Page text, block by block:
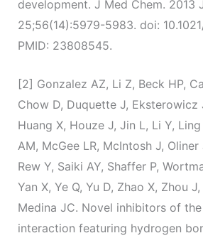
development. J Med Chem. 2013
25;56(14):5979-5983. doi:
PMID: 23808545.
[2] Gonzalez AZ, Li Z, Beck HP,
Chow D, Duquette J, Eksterowicz
Huang X, Houze J, Jin L, Li Y,
AM, McGee LR, McIntosh J, Oliner
Rew Y, Saiki AY, Shaffer P,
Yan X, Ye Q, Yu D, Zhao X, Zhou
Medina JC. Novel inhibitors of
interaction featuring hydrogen